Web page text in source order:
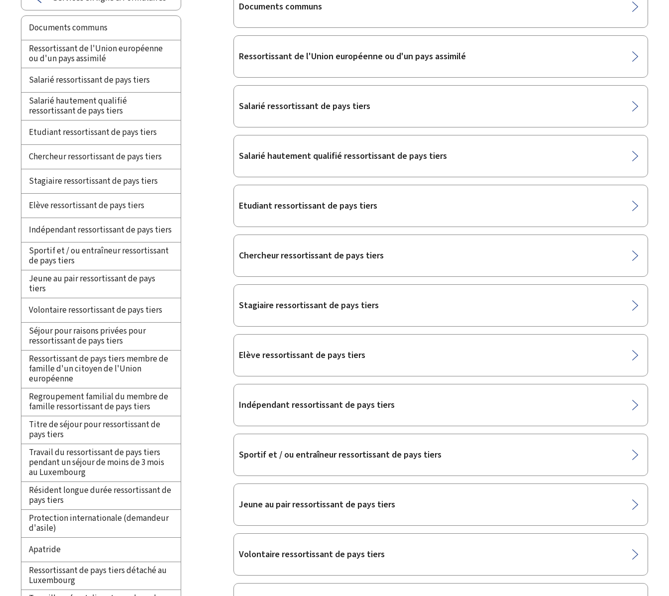
Documents communs
Ressortissant de l'Union européenne
ou d'un pays assimilé
Salarié ressortissant de pays tiers
Salarié hautement qualifié
ressortissant de pays tiers
Etudiant ressortissant de pays tiers
Chercheur ressortissant de pays tiers
Stagiaire ressortissant de pays tiers
Elève ressortissant de pays tiers
Indépendant ressortissant de pays tiers
Sportif et / ou entraîneur ressortissant
de pays tiers
Jeune au pair ressortissant de pays
tiers
Volontaire ressortissant de pays tiers
Séjour pour raisons privées pour
ressortissant de pays tiers
Ressortissant de pays tiers membre de
famille d'un citoyen de l'Union
européenne
Regroupement familial du membre de
famille ressortissant de pays tiers
Titre de séjour pour ressortissant de
pays tiers
Travail du ressortissant de pays tiers
pendant un séjour de moins de 3 mois
au Luxembourg
Résident longue durée ressortissant de
pays tiers
Protection internationale (demandeur
d'asile)
Apatride
Ressortissant de pays tiers détaché au
Luxembourg
Documents communs
Ressortissant de l'Union européenne ou d'un pays assimilé
Salarié ressortissant de pays tiers
Salarié hautement qualifié ressortissant de pays tiers
Etudiant ressortissant de pays tiers
Chercheur ressortissant de pays tiers
Stagiaire ressortissant de pays tiers
Elève ressortissant de pays tiers
Indépendant ressortissant de pays tiers
Sportif et / ou entraîneur ressortissant de pays tiers
Jeune au pair ressortissant de pays tiers
Volontaire ressortissant de pays tiers